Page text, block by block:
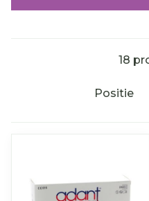
18
Sorteer op: